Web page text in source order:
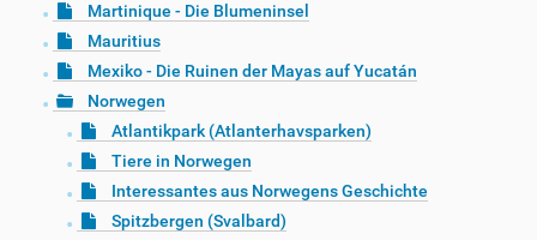
Martinique - Die Blumeninsel
Mauritius
Mexiko - Die Ruinen der Mayas auf Yucatán
Norwegen
Atlantikpark (Atlanterhavsparken)
Tiere in Norwegen
Interessantes aus Norwegens Geschichte
Spitzbergen (Svalbard)